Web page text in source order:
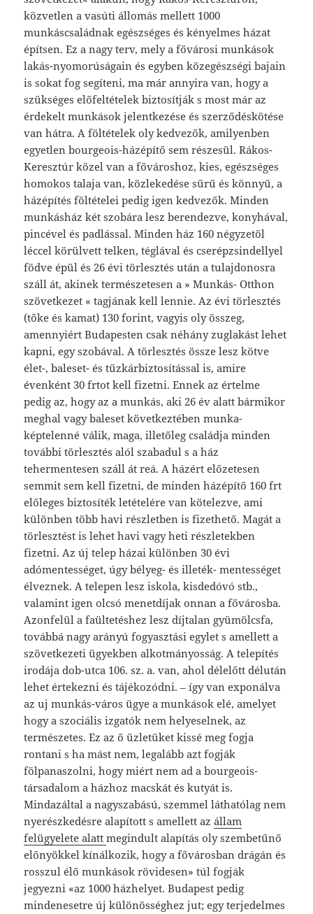
közvetlen a vasúti állomás mellett 1000
munkáscsaládnak egészséges és kényelmes házat
építsen. Ez a nagy terv, mely a fővárosi munkások
lakás-nyomorúságain és egyben közegészségi bajain
is sokat fog segíteni, ma már annyira van, hogy a
szükséges előfeltételek biztosítják s most már az
érdekelt munkások jelentkezése és szerződéskötése
van hátra. A föltételek oly kedvezők, amilyenben
egyetlen bourgeois-házépítő sem részesül. Rákos-
Keresztúr közel van a fővároshoz, kies, egészséges
homokos talaja van, közlekedése sűrű és könnyű, a
házépítés föltételei pedig igen kedvezők. Minden
munkásház két szobára lesz berendezve, konyhával,
pincével és padlással. Minden ház 160 négyzetöl
léccel körülvett telken, téglával és cserépzsindellyel
födve épül és 26 évi törlesztés után a tulajdonosra
száll át, akinek természetesen a » Munkás- Otthon
szövetkezet « tagjának kell lennie. Az évi törlesztés
(tőke és kamat) 130 forint, vagyis oly összeg,
amennyiért Budapesten csak néhány zuglakást lehet
kapni, egy szobával. A törlesztés össze lesz kötve
élet-, baleset- és tűzkárbiztosítással is, amire
évenként 30 frtot kell fizetni. Ennek az értelme
pedig az, hogy az a munkás, aki 26 év alatt bármikor
meghal vagy baleset következtében munka-
képtelenné válik, maga, illetőleg családja minden
további törlesztés alól szabadul s a ház
tehermentesen száll át reá. A házért előzetesen
semmit sem kell fizetni, de minden házépítő 160 frt
előleges biztosíték letételére van kötelezve, ami
különben több havi részletben is fizethető. Magát a
törlesztést is lehet havi vagy heti részletekben
fizetni. Az új telep házai különben 30 évi
adómentességet, úgy bélyeg- és illeték- mentességet
élveznek. A telepen lesz iskola, kisdedóvó stb.,
valamint igen olcsó menetdíjak onnan a fővárosba.
Azonfelül a faültetéshez lesz díjtalan gyümölcsfa,
továbbá nagy arányú fogyasztási egylet s amellett a
szövetkezeti ügyekben alkotmányosság. A telepítés
irodája dob-utca 106. sz. a. van, ahol délelőtt délután
lehet értekezni és tájékozódni. – így van exponálva
az uj munkás-város ügye a munkások elé, amelyet
hogy a szociális izgatók nem helyeselnek, az
természetes. Ez az ő üzletüket kissé meg fogja
rontani s ha mást nem, legalább azt fogják
fölpanaszolni, hogy miért nem ad a bourgeois-
társadalom a házhoz macskát és kutyát is.
Mindazáltal a nagyszabású, szemmel láthatólag nem
nyerészkedésre alapított s amellett azállam
felügyelete alattmegindult alapítás oly szembetűnő
előnyökkel kínálkozik, hogy a fővárosban drágán és
rosszul élő munkások rövidesen» túl fogják
jegyezni «az 1000 házhelyet. Budapest pedig
mindenesetre új különösséghez jut; egy terjedelmes